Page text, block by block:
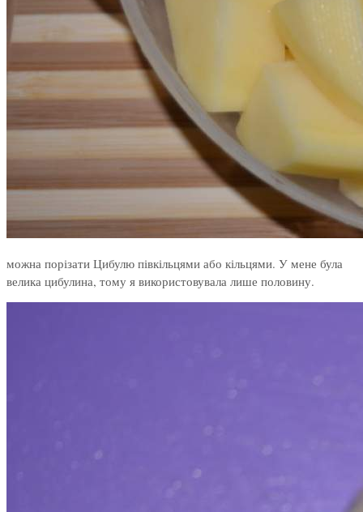
можна порізати Цибулю півкільцями або кільцями. У мене була
велика цибулина, тому я використовувала лише половину.